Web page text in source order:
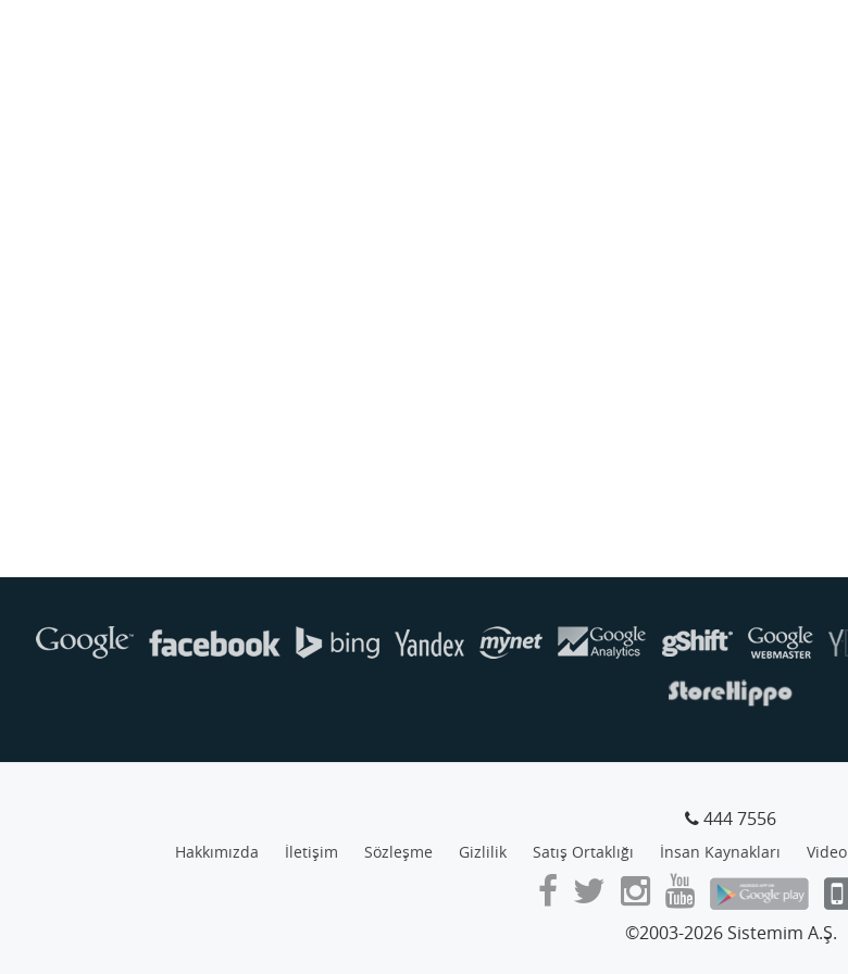
444 7556
Hakkımızda İletişim Sözleşme Gizlilik Satış Ortaklığı İnsan Kaynakları Video
©2003-2026 Sistemim A.Ş.